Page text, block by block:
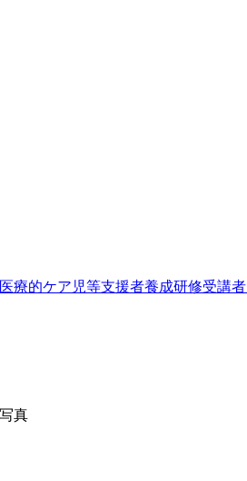
医療的ケア児等支援者養成研修受講者